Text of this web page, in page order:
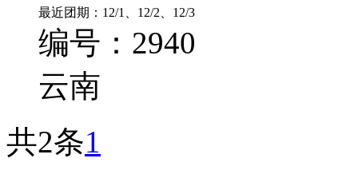
最近团期：12/1、12/2、12/3
编号：2940
云南
共2条1